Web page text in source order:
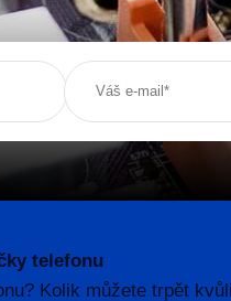
telefonu
Kolik můžete trpět